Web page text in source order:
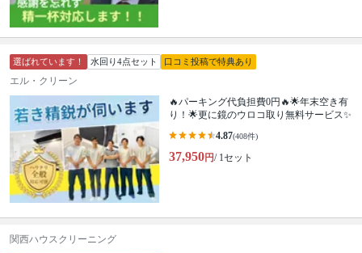
選ばれています！ 水回り4点セット 口コミ投稿で特典あり
エル・クリーン
🔥パーキング代負担費0円🔥🌟年末空き有
り！🌟更に鏡のウロコ取り無料サービス✨
4.87(408件)
37,950円/ 1セット
関西ハウスクリーニング